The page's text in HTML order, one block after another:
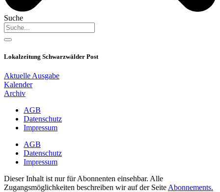
Suche
Lokalzeitung Schwarzwälder Post
Aktuelle Ausgabe
Kalender
Archiv
AGB
Datenschutz
Impressum
AGB
Datenschutz
Impressum
Dieser Inhalt ist nur für Abonnenten einsehbar. Alle
Zugangsmöglichkeiten beschreiben wir auf der Seite Abonnements.